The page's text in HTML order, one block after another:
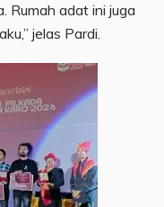
Rumah adat ini juga
jelas Pardi.